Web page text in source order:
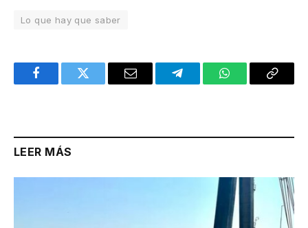
Lo que hay que saber
FacebookTwitter Email TelegramWhatsAppCopy
LEER MÁS